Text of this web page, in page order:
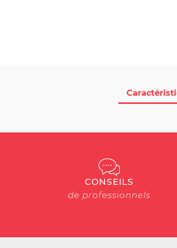
CONSEILS
de professionnels